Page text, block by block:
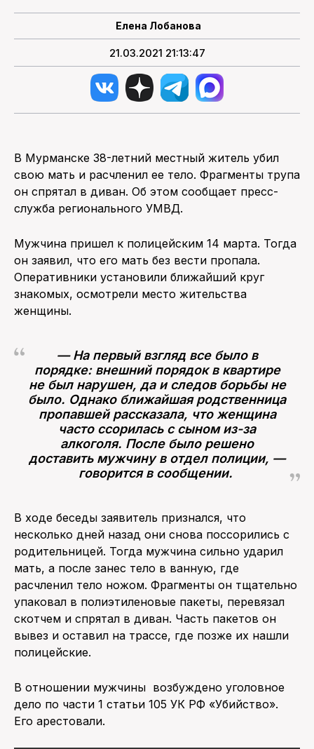
Елена Лобанова
21.03.2021 21:13:47
В Мурманске 38-летний местный житель убил
свою мать и расчленил ее тело. Фрагменты трупа
он спрятал в диван. Об этом сообщает пресс-
служба регионального УМВД.
Мужчина пришел к полицейским 14 марта. Тогда
он заявил, что его мать без вести пропала.
Оперативники установили ближайший круг
знакомых, осмотрели место жительства
женщины.
— На первый взгляд все было в
порядке: внешний порядок в квартире
не был нарушен, да и следов борьбы не
было. Однако ближайшая родственница
пропавшей рассказала, что женщина
часто ссорилась с сыном из-за
алкоголя. После было решено
доставить мужчину в отдел полиции, —
говорится в сообщении.
В ходе беседы заявитель признался, что
несколько дней назад они снова поссорились с
родительницей. Тогда мужчина сильно ударил
мать, а после занес тело в ванную, где
расчленил тело ножом. Фрагменты он тщательно
упаковал в полиэтиленовые пакеты, перевязал
скотчем и спрятал в диван. Часть пакетов он
вывез и оставил на трассе, где позже их нашли
полицейские.
В отношении мужчины возбуждено уголовное
дело по части 1 статьи 105 УК РФ «Убийство».
Его арестовали.